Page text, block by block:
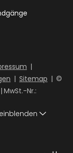
|
| Sitemap | ©
| MwSt.-Nr.: